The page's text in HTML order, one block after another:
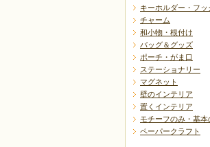
キーホルダー・フッ
チャーム
和小物・根付け
バッグ＆グッズ
ポーチ・がま口
ステーショナリー
マグネット
壁のインテリア
置くインテリア
モチーフのみ・基本
ペーパークラフト